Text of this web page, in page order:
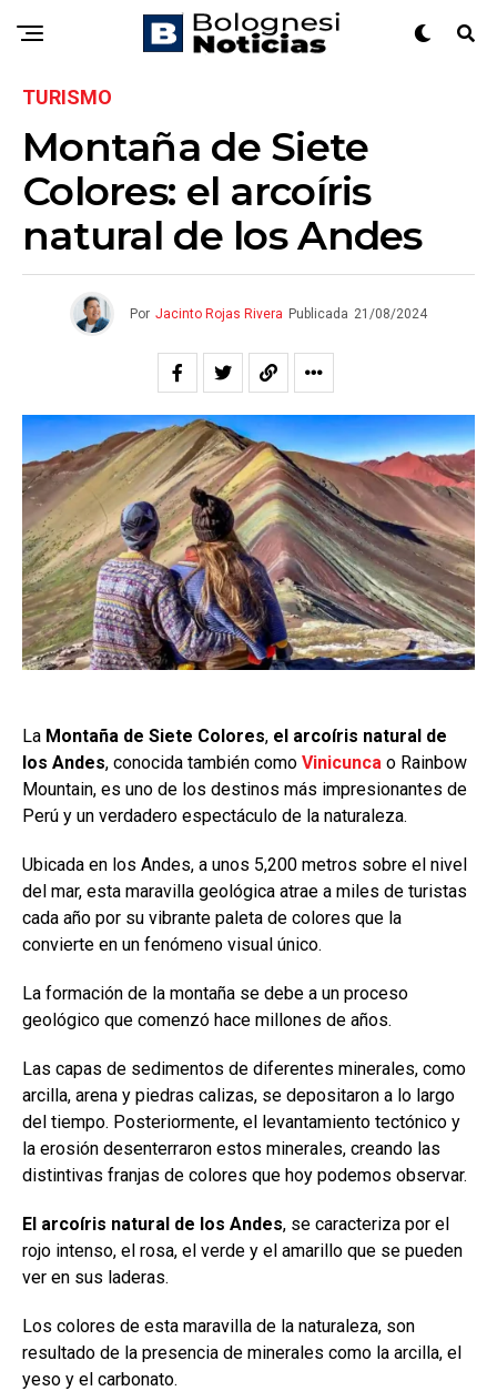
TURISMO
Montaña de Siete
Colores: el arcoíris
natural de los Andes
Por Jacinto Rojas Rivera Publicada 21/08/2024
La Montaña de Siete Colores, el arcoíris natural de
los Andes, conocida también como Vinicunca o Rainbow
Mountain, es uno de los destinos más impresionantes de
Perú y un verdadero espectáculo de la naturaleza.
Ubicada en los Andes, a unos 5,200 metros sobre el nivel
del mar, esta maravilla geológica atrae a miles de turistas
cada año por su vibrante paleta de colores que la
convierte en un fenómeno visual único.
La formación de la montaña se debe a un proceso
geológico que comenzó hace millones de años.
Las capas de sedimentos de diferentes minerales, como
arcilla, arena y piedras calizas, se depositaron a lo largo
del tiempo. Posteriormente, el levantamiento tectónico y
la erosión desenterraron estos minerales, creando las
distintivas franjas de colores que hoy podemos observar.
El arcoíris natural de los Andes, se caracteriza por el
rojo intenso, el rosa, el verde y el amarillo que se pueden
ver en sus laderas.
Los colores de esta maravilla de la naturaleza, son
resultado de la presencia de minerales como la arcilla, el
yeso y el carbonato.